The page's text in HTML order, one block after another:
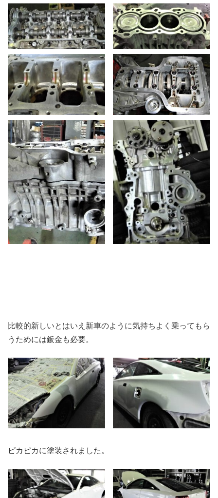
比較的新しいとはいえ新車のように気持ちよく乗ってもら
うためには鈑金も必要。
ピカピカに塗装されました。